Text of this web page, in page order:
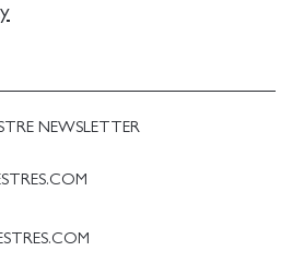
NEWSLETTER